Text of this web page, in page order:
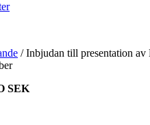
/Inbjudan till presentation
SEK